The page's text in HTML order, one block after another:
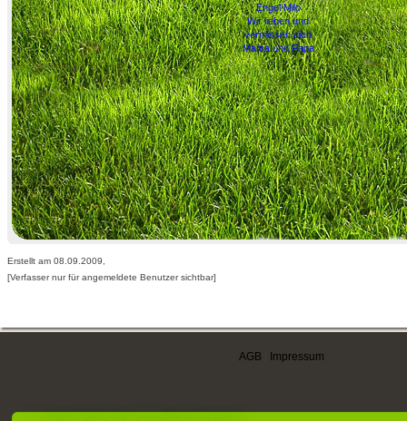
Engel Milo
Wir lieben und
vermissen dich
Mama und Papa
Erstellt am 08.09.2009,
[Verfasser nur für angemeldete Benutzer sichtbar]
AGB Impressum